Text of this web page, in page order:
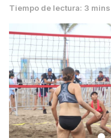
Tiempo de lectura: 3